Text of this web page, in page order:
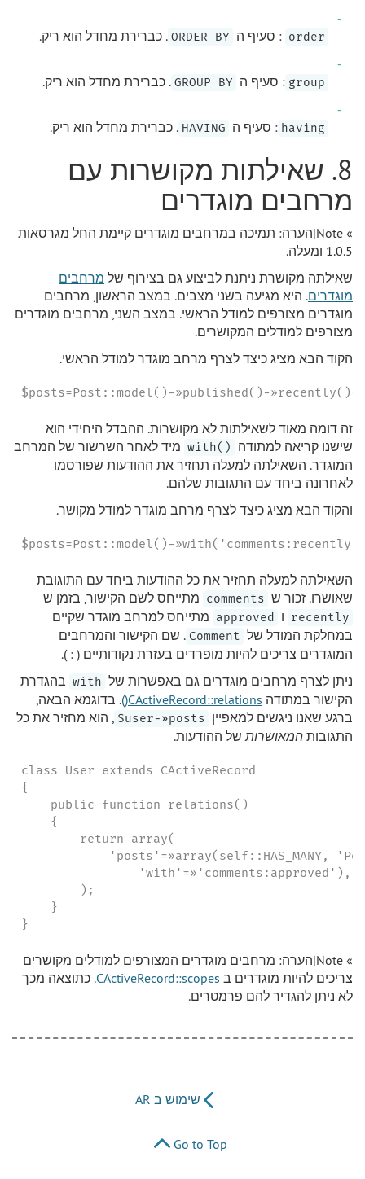
order : סעיף ה ORDER BY . כברירת מחדל הוא ריק.
group : סעיף ה GROUP BY . כברירת מחדל הוא ריק.
having : סעיף ה HAVING . כברירת מחדל הוא ריק.
8. שאילתות מקושרות עם
מרחבים מוגדרים
» Note|הערה: תמיכה במרחבים מוגדרים קיימת החל מגרסאות
1.0.5 ומעלה.
שאילתה מקושרת ניתנת לביצוע גם בצירוף של מרחבים
מוגדרים. היא מגיעה בשני מצבים. במצב הראשון, מרחבים
מוגדרים מצורפים למודל הראשי. במצב השני, מרחבים מוגדרים
מצורפים למודלים המקושרים.
הקוד הבא מציג כיצד לצרף מרחב מוגדר למודל הראשי.
$posts=Post::model()-»published()-
זה דומה מאוד לשאילתות לא מקושרות. ההבדל היחידי הוא
שישנו קריאה למתודה
()with
מיד לאחר השרשור של המרחב
המוגדר. השאילתה למעלה תחזיר את ההודעות שפורסמו
לאחרונה ביחד עם התגובות שלהם.
והקוד הבא מציג כיצד לצרף מרחב מוגדר למודל מקושר.
$posts=Post::model()-
השאילתה למעלה תחזיר את כל ההודעות ביחד עם התוגובת
שאושרו. זכור ש comments מתייחס לשם הקישור, בזמן ש
recently ו approved מתייחס למרחב מוגדר שקיים
במחלקת המודל של Comment . שם הקישור והמרחבים
המוגדרים צריכים להיות מופרדים בעזרת נקודותיים ( : ).
ניתן לצרף מרחבים מוגדרים גם באפשרות של with בהגדרת
הקישור במתודה CActiveRecord::relations() . בדוגמא הבאה,
ברגע שאנו ניגשים למאפיין user-»posts$
, הוא מחזיר את כל
התגובות המאושרות של ההודעות.
class User extends CActiveRecord
{
    public function relations()
    {
        return array(
'posts'=»array(self::HAS_MANY,
                'with'=»'comments:approved'),
        );
    }
}
» Note|הערה: מרחבים מוגדרים המצורפים למודלים מקושרים
צריכים להיות מוגדרים ב CActiveRecord::scopes. כתוצאה מכך
לא ניתן להגדיר להם פרמטרים.
שימוש ב AR
Go to Top